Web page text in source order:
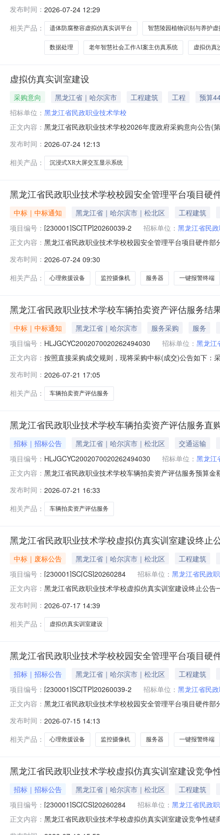
VR-Tree采购数量：1套采购内容：五星台采购数量：1
内容：CCR
发布时间： 2026-07-24 12:29
相关产品：
遗体防腐整容虚拟仿真实训平台 智慧陵园植物识别与养护虚
数据处理 老年智慧社会工作AI案主仿真系统 虚拟仿真
虚拟仿真实训室建设
采购意向 黑龙江省｜哈尔滨市 工程建筑 工程
预算
招标单位： 黑龙江省民政职业技术学校
正文内容： 黑龙江省民政职业技术学校2026年度政府采购意向公告(
交互显示系统采购数量:1.0000套主要功能或目标:满足专
仿真实
发布时间： 2026-07-24 12:13
相关产品：
沉浸式XR大屏交互显示系统
黑龙江省民政职业技术学校校园安全管理平台项目硬
中标｜中标通知 黑龙江省｜哈尔滨市｜松北区
工程建筑
项目编号： [230001]SC[TP]20260039-2 招标单位： 黑龙江省民
正文内容： 黑龙江省民政职业技术学校校园安全管理平台项目硬件
舶电子大世界西区8层807号735,860.00元四、主要标的
发布时间： 2026-07-24 09:30
相关产品：
心理救援设备 监控摄像机 服务器 一键报警终端
黑龙江省民政职业技术学校车辆拍卖资产评估服务结
中标｜中标通知 黑龙江省｜哈尔滨市 服务采购
服务
项目编号： HLJGCYC2002070020262494030 招标单位： 黑龙江
正文内容： 按照直接采购成交规则，现将采购中标(成交)公告如下
利朋资产评估有限公司中选2026-07-2120000.00%
发布时间： 2026-07-21 17:05
相关产品：
车辆拍卖资产评估服务
黑龙江省民政职业技术学校车辆拍卖资产评估服务直
招标｜招标公告 黑龙江省｜哈尔滨市｜松北区
交通运输
项目编号： HLJGCYC2002070020262494030 招标单位： 黑龙江
正文内容： 黑龙江省民政职业技术学校车辆拍卖资产评估服务预算
三、特定的资格要求：无。四、本项目不接受联合体参
HLJGCYC20020
发布时间： 2026-07-21 16:33
相关产品：
车辆拍卖资产评估服务
黑龙江省民政职业技术学校虚拟仿真实训室建设终止
中标｜废标公告 黑龙江省｜哈尔滨市｜松北区
工程建筑
项目编号： [230001]SC[CS]20260284 招标单位： 黑龙江省民政
正文内容： 黑龙江省民政职业技术学校虚拟仿真实训室建设终止公
问，请按以下方式联系。1.采购人信息名称：黑龙江省
中心
发布时间： 2026-07-17 14:39
相关产品：
虚拟仿真实训室建设
黑龙江省民政职业技术学校校园安全管理平台项目硬
招标｜招标公告 黑龙江省｜哈尔滨市｜松北区
工程建筑
项目编号： [230001]SC[TP]20260039-2 招标单位： 黑龙江省民
正文内容： 黑龙江省民政职业技术学校校园安全管理平台项目硬件
2026年07月23日09时00分（北京时间）前提交响应文
发布时间： 2026-07-15 14:13
相关产品：
心理救援设备 监控摄像机 服务器 一键报警终端
黑龙江省民政职业技术学校虚拟仿真实训室建设竞争
招标｜招标公告 黑龙江省｜哈尔滨市｜松北区
工程建筑
项目编号： [230001]SC[CS]20260284 招标单位： 黑龙江省民政
正文内容： 黑龙江省民政职业技术学校虚拟仿真实训室建设竞争性